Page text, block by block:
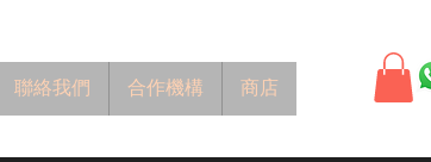
聯絡我們 合作機構 商店